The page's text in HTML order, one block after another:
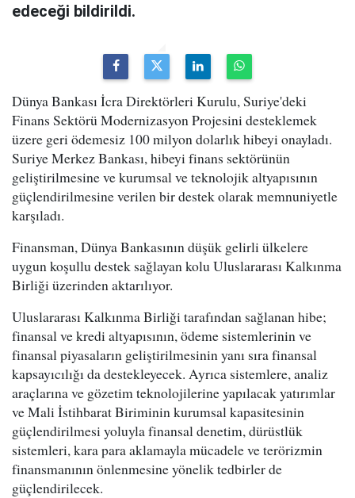
edeceği bildirildi.
Dünya Bankası İcra Direktörleri Kurulu, Suriye'deki
Finans Sektörü Modernizasyon Projesini desteklemek
üzere geri ödemesiz 100 milyon dolarlık hibeyi onayladı.
Suriye Merkez Bankası, hibeyi finans sektörünün
geliştirilmesine ve kurumsal ve teknolojik altyapısının
güçlendirilmesine verilen bir destek olarak memnuniyetle
karşıladı.
Finansman, Dünya Bankasının düşük gelirli ülkelere
uygun koşullu destek sağlayan kolu Uluslararası Kalkınma
Birliği üzerinden aktarılıyor.
Uluslararası Kalkınma Birliği tarafından sağlanan hibe;
finansal ve kredi altyapısının, ödeme sistemlerinin ve
finansal piyasaların geliştirilmesinin yanı sıra finansal
kapsayıcılığı da destekleyecek. Ayrıca sistemlere, analiz
araçlarına ve gözetim teknolojilerine yapılacak yatırımlar
ve Mali İstihbarat Biriminin kurumsal kapasitesinin
güçlendirilmesi yoluyla finansal denetim, dürüstlük
sistemleri, kara para aklamayla mücadele ve terörizmin
finansmanının önlenmesine yönelik tedbirler de
güçlendirilecek.